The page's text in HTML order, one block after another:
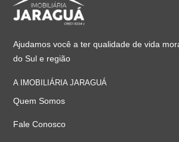
Ajudamos você a ter qualidade de vida
do Sul e região
A IMOBILIÁRIA JARAGUÁ
Quem Somos
Fale Conosco